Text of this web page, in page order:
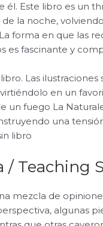
él. Este libro es un
la noche,
forma en que las
es fascinante y
Las ilustraciones
en un
un fuego La
una
libro
/ Teaching
mezcla de
algunas